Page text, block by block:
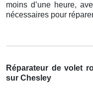
moins d’une heure,
nécessaires pour
Réparateur de volet
sur Chesley